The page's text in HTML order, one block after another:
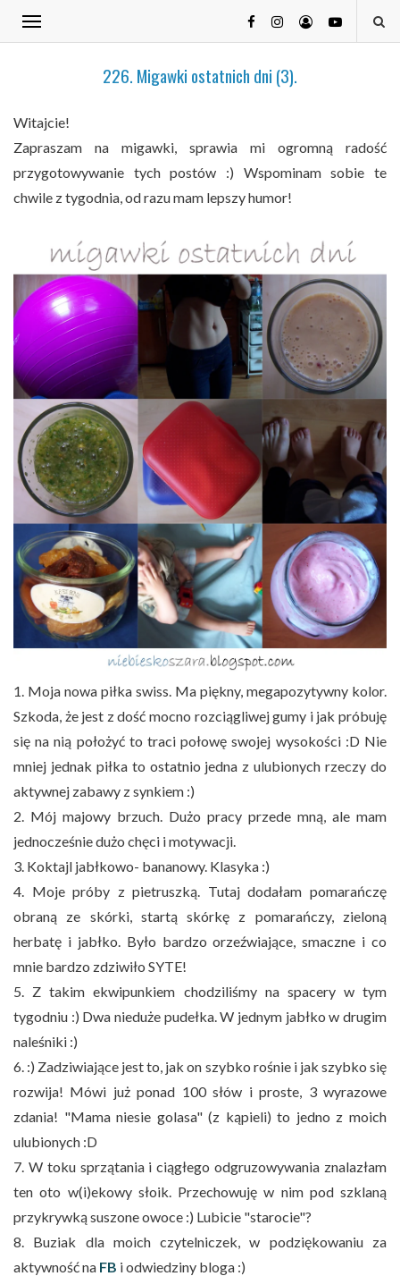
226. Migawki ostatnich dni (3).
Witajcie!
Zapraszam na migawki, sprawia mi ogromną radość
przygotowywanie tych postów :) Wspominam sobie te
chwile z tygodnia, od razu mam lepszy humor!
1. Moja nowa piłka swiss. Ma piękny, megapozytywny kolor.
Szkoda, że jest z dość mocno rozciągliwej gumy i jak próbuję
się na nią położyć to traci połowę swojej wysokości :D Nie
mniej jednak piłka to ostatnio jedna z ulubionych rzeczy do
aktywnej zabawy z synkiem :)
2. Mój majowy brzuch. Dużo pracy przede mną, ale mam
jednocześnie dużo chęci i motywacji.
3. Koktajl jabłkowo- bananowy. Klasyka :)
4. Moje próby z pietruszką. Tutaj dodałam pomarańczę
obraną ze skórki, startą skórkę z pomarańczy, zieloną
herbatę i jabłko. Było bardzo orzeźwiające, smaczne i co
mnie bardzo zdziwiło SYTE!
5. Z takim ekwipunkiem chodziliśmy na spacery w tym
tygodniu :) Dwa nieduże pudełka. W jednym jabłko w drugim
naleśniki :)
6. :) Zadziwiające jest to, jak on szybko rośnie i jak szybko się
rozwija! Mówi już ponad 100 słów i proste, 3 wyrazowe
zdania! "Mama niesie golasa" (z kąpieli) to jedno z moich
ulubionych :D
7. W toku sprzątania i ciągłego odgruzowywania znalazłam
ten oto w(i)ekowy słoik. Przechowuję w nim pod szklaną
przykrywką suszone owoce :) Lubicie "starocie"?
8. Buziak dla moich czytelniczek, w podziękowaniu za
aktywność na FB i odwiedziny bloga :)